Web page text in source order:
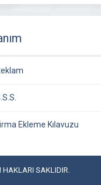
Ekleme Kılavuzu
HAKLARI SAKLIDIR.